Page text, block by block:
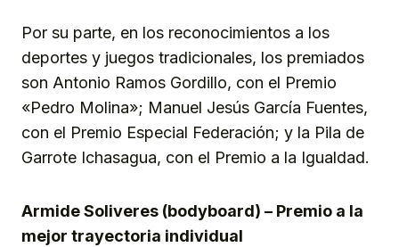
Por su parte, en los reconocimientos a los
deportes y juegos tradicionales, los premiados
son Antonio Ramos Gordillo, con el Premio
«Pedro Molina»; Manuel Jesús García Fuentes,
con el Premio Especial Federación; y la Pila de
Garrote Ichasagua, con el Premio a la Igualdad.
Armide Soliveres (bodyboard) – Premio a la
mejor trayectoria individual